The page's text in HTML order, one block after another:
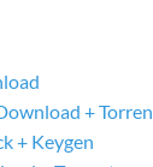
+
+ Keygen